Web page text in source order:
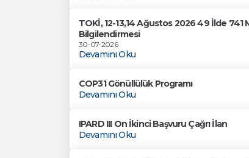
TOKİ, 12-13,14 Ağustos 2026 49 İlde 741
Bilgilendirmesi
30-07-2026
Devamını Oku
COP31 Gönüllülük Programı
Devamını Oku
IPARD III On İkinci Başvuru Çağrı İlan
Devamını Oku